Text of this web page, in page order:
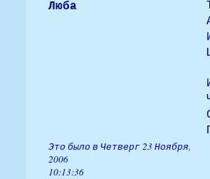
Люба
Это было в Четверг 23 Ноября,
2006
10:13:36